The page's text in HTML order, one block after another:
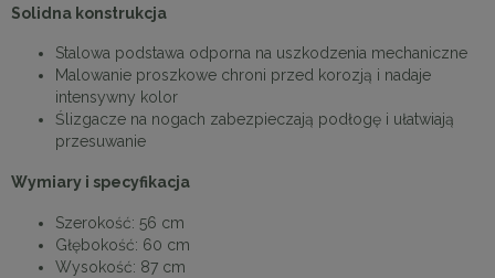
Solidna konstrukcja
Stalowa podstawa odporna na uszkodzenia mechaniczne
Malowanie proszkowe chroni przed korozją i nadaje
intensywny kolor
Ślizgacze na nogach zabezpieczają podłogę i ułatwiają
przesuwanie
Wymiary i specyfikacja
Szerokość: 56 cm
Głębokość: 60 cm
Wysokość: 87 cm